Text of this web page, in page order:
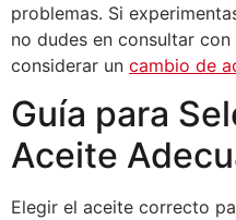
problemas. Si
no dudes en consultar
considerar un cambio de
Guía para
Aceite
Elegir el aceite correcto